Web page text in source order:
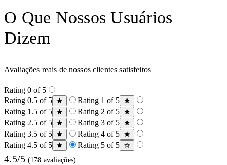
O Que Nossos Usuários
Dizem
Avaliações reais de nossos clientes satisfeitos
Rating 0 of 5
Rating 0.5 of 5
Rating 1 of 5
Rating 1.5 of 5
Rating 2 of 5
Rating 2.5 of 5
Rating 3 of 5
Rating 3.5 of 5
Rating 4 of 5
Rating 4.5 of 5
Rating 5 of 5
4.5/5 (178 avaliações)